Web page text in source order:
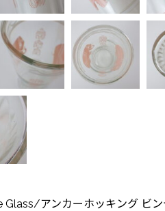
Glass/アンカーホッキング ビン